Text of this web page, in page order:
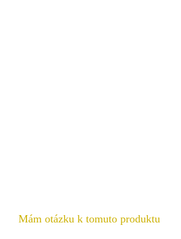
Mám otázku k tomuto produktu